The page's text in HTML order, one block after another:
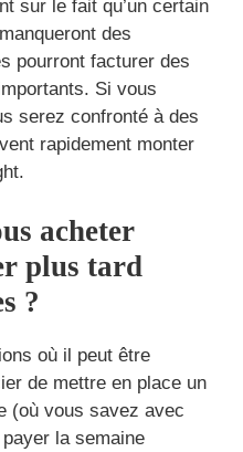
sur le fait qu’un certain
des
pourront facturer des
Si vous
serez confronté à des
rapidement monter
acheter
plus tard
?
où il peut être
de mettre en place un
(où vous savez avec
la semaine